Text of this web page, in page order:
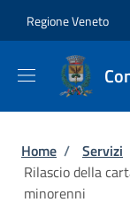
Regione Veneto
Briciole
Home / Servizi
Rilascio della
minorenni